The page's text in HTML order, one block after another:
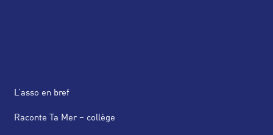
L’asso en bref
Raconte Ta Mer – collège